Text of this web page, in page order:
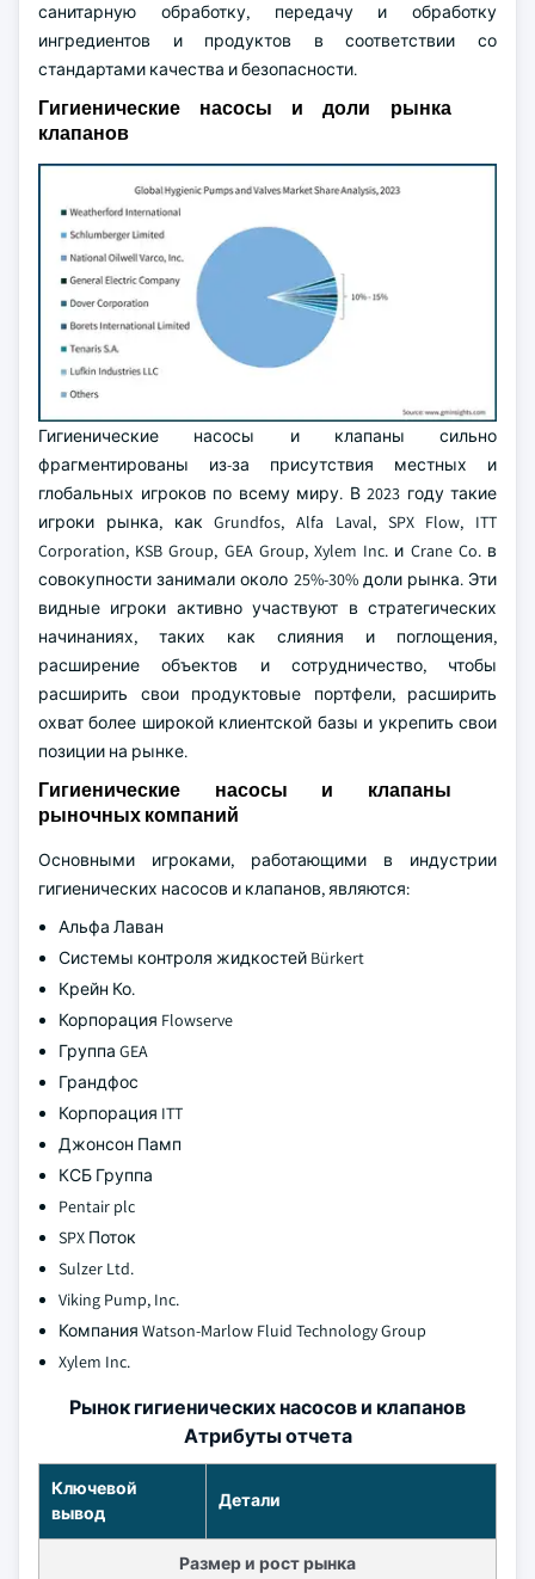
санитарную обработку, передачу и обработку
ингредиентов и продуктов в соответствии со
стандартами качества и безопасности.
Гигиенические насосы и доли рынка
клапанов
Гигиенические насосы и клапаны сильно
фрагментированы из-за присутствия местных и
глобальных игроков по всему миру. В 2023 году такие
игроки рынка, как Grundfos, Alfa Laval, SPX Flow, ITT
Corporation, KSB Group, GEA Group, Xylem Inc. и Crane Co. в
совокупности занимали около 25%-30% доли рынка. Эти
видные игроки активно участвуют в стратегических
начинаниях, таких как слияния и поглощения,
расширение объектов и сотрудничество, чтобы
расширить свои продуктовые портфели, расширить
охват более широкой клиентской базы и укрепить свои
позиции на рынке.
Гигиенические насосы и клапаны
рыночных компаний
Основными игроками, работающими в индустрии
гигиенических насосов и клапанов, являются:
Альфа Лаван
Системы контроля жидкостей Bürkert
Крейн Ко.
Корпорация Flowserve
Группа GEA
Грандфос
Корпорация ITT
Джонсон Памп
КСБ Группа
Pentair plc
SPX Поток
Sulzer Ltd.
Viking Pump, Inc.
Компания Watson-Marlow Fluid Technology Group
Xylem Inc.
Рынок гигиенических насосов и клапанов
Атрибуты отчета
Ключевой
вывод
Детали
Размер и рост рынка